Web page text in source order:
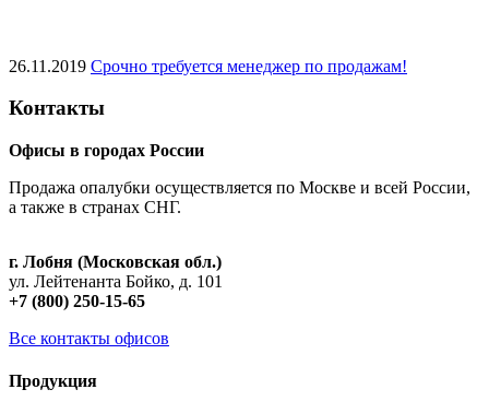
26.11.2019 Срочно требуется менеджер по продажам!
Контакты
Офисы в городах России
Продажа опалубки осуществляется по Москве и всей России,
а также в странах СНГ.
г. Лобня (Московская обл.)
ул. Лейтенанта Бойко, д. 101
+7 (800) 250-15-65
Все контакты офисов
Продукция